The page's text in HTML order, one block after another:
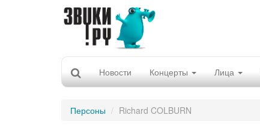
Новости Концерты Лица
Персоны Richard COLBURN